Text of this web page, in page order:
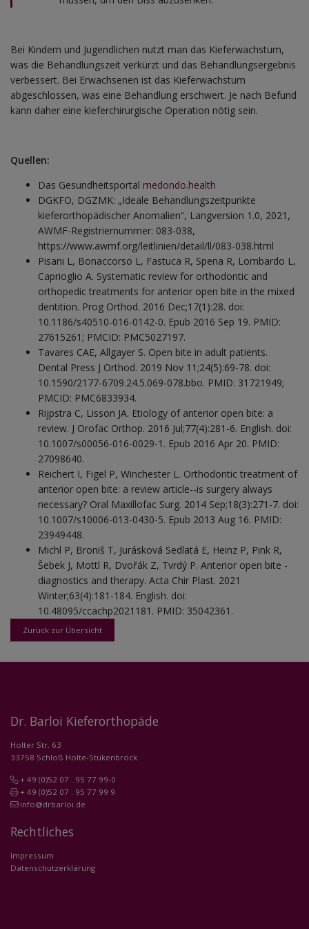
Zurück zur Übersicht
Bei Kindern und Jugendlichen nutzt man das Kieferwachstum,
was die Behandlungszeit verkürzt und das Behandlungsergebnis
verbessert. Bei Erwachsenen ist das Kieferwachstum
abgeschlossen, was eine Behandlung erschwert. Je nach Befund
kann daher eine kieferchirurgische Operation nötig sein.
Quellen:
Das Gesundheitsportal medondo.health
DGKFO, DGZMK: „Ideale Behandlungszeitpunkte
kieferorthopädischer Anomalien“, Langversion 1.0, 2021,
AWMF-Registriernummer: 083-038,
https://www.awmf.org/leitlinien/detail/ll/083-038.html
Pisani L, Bonaccorso L, Fastuca R, Spena R, Lombardo L,
Caprioglio A. Systematic review for orthodontic and
orthopedic treatments for anterior open bite in the mixed
dentition. Prog Orthod. 2016 Dec;17(1):28. doi:
10.1186/s40510-016-0142-0. Epub 2016 Sep 19. PMID:
27615261; PMCID: PMC5027197.
Tavares CAE, Allgayer S. Open bite in adult patients.
Dental Press J Orthod. 2019 Nov 11;24(5):69-78. doi:
10.1590/2177-6709.24.5.069-078.bbo. PMID: 31721949;
PMCID: PMC6833934.
Rijpstra C, Lisson JA. Etiology of anterior open bite: a
review. J Orofac Orthop. 2016 Jul;77(4):281-6. English. doi:
10.1007/s00056-016-0029-1. Epub 2016 Apr 20. PMID:
27098640.
Reichert I, Figel P, Winchester L. Orthodontic treatment of
anterior open bite: a review article--is surgery always
necessary? Oral Maxillofac Surg. 2014 Sep;18(3):271-7. doi:
10.1007/s10006-013-0430-5. Epub 2013 Aug 16. PMID:
23949448.
Michl P, Broniš T, Jurásková Sedlatá E, Heinz P, Pink R,
Šebek J, Mottl R, Dvořák Z, Tvrdý P. Anterior open bite -
diagnostics and therapy. Acta Chir Plast. 2021
Winter;63(4):181-184. English. doi:
10.48095/ccachp2021181. PMID: 35042361.
Dr. Barloi Kieferorthopäde
Holter Str. 63
33758 Schloß Holte-Stukenbrock
+ 49 (0)52 07 . 95 77 99-0
+ 49 (0)52 07 . 95 77 99 9
info@drbarloi.de
Rechtliches
Impressum
Datenschutzerklärung